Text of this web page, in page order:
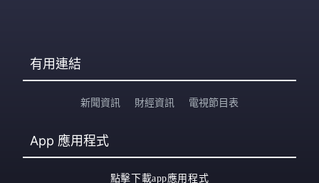
有用連結
新聞資訊 財經資訊 電視節目表
App 應用程式
點擊下載app應用程式